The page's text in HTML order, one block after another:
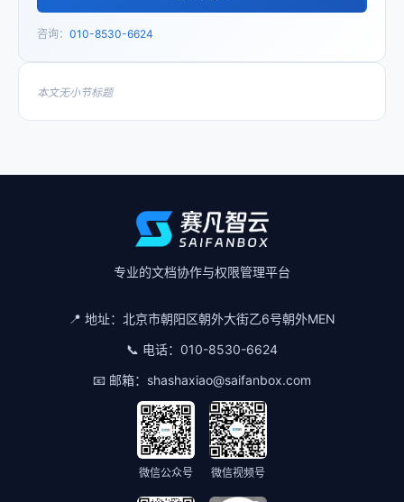
咨询： 010-8530-6624
本文无小节标题
专业的文档协作与权限管理平台
📍 地址： 北京市朝阳区朝外大街乙6号朝外MEN
📞 电话： 010-8530-6624
📧 邮箱： shashaxiao@saifanbox.com
微信公众号 微信视频号